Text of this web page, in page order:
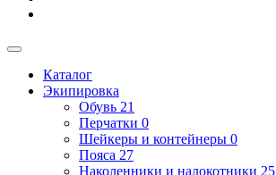
Каталог
Экипировка
Обувь 21
Перчатки 0
Шейкеры и контейнеры 0
Пояса 27
Наколенники и налокотники 25